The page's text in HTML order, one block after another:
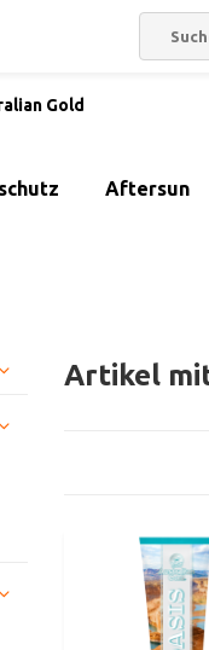
Gold
Aftersun
Artikel